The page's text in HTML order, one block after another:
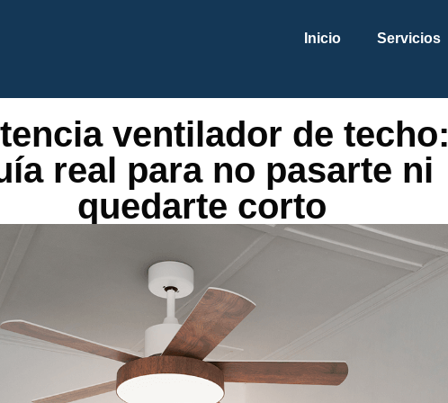
Inicio Servicios
ventilador de techo:
real para no pasarte ni
quedarte corto